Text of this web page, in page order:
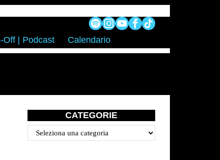
Off | Podcast Calendario
CATEGORIE
Categorie